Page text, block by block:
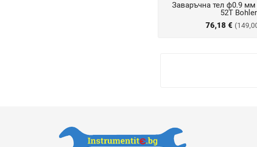
Заваръчна тел ф0.9 мм
52T Bohler
76,18 €